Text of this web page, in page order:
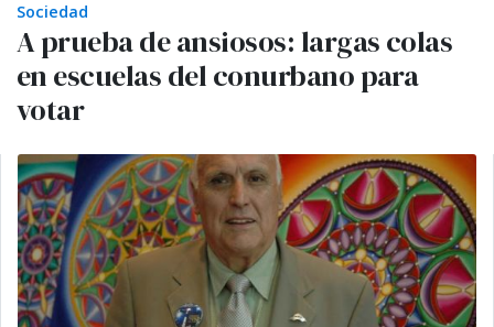
Sociedad
A prueba de ansiosos: largas colas
en escuelas del conurbano para
votar